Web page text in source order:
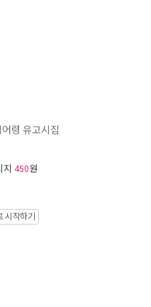
어령 유고시집
450원
시작하기